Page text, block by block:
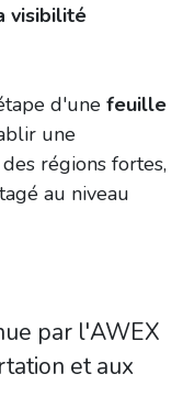
visibilité
d'une feuille
une
régions fortes,
au niveau
par l'AWEX
et aux